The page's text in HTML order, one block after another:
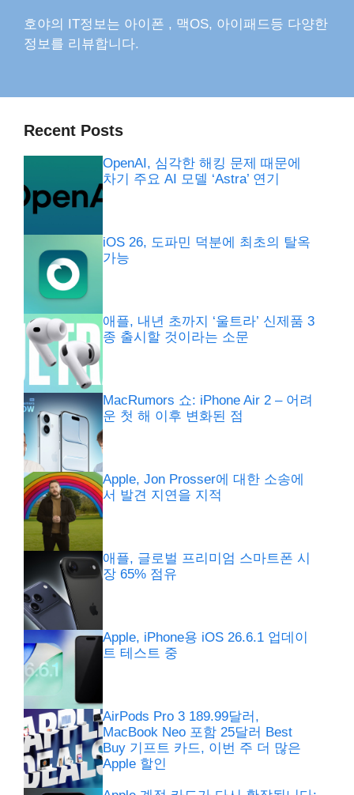
호야의 IT정보는 아이폰 , 맥OS, 아이패드등 다양한
정보를 리뷰합니다.
Recent Posts
OpenAI, 심각한 해킹 문제 때문에
차기 주요 AI 모델 ‘Astra’ 연기
iOS 26, 도파민 덕분에 최초의 탈옥
가능
애플, 내년 초까지 ‘울트라’ 신제품 3
종 출시할 것이라는 소문
MacRumors 쇼: iPhone Air 2 – 어려
운 첫 해 이후 변화된 점
Apple, Jon Prosser에 대한 소송에
서 발견 지연을 지적
애플, 글로벌 프리미엄 스마트폰 시
장 65% 점유
Apple, iPhone용 iOS 26.6.1 업데이
트 테스트 중
AirPods Pro 3 189.99달러,
MacBook Neo 포함 25달러 Best
Buy 기프트 카드, 이번 주 더 많은
Apple 할인